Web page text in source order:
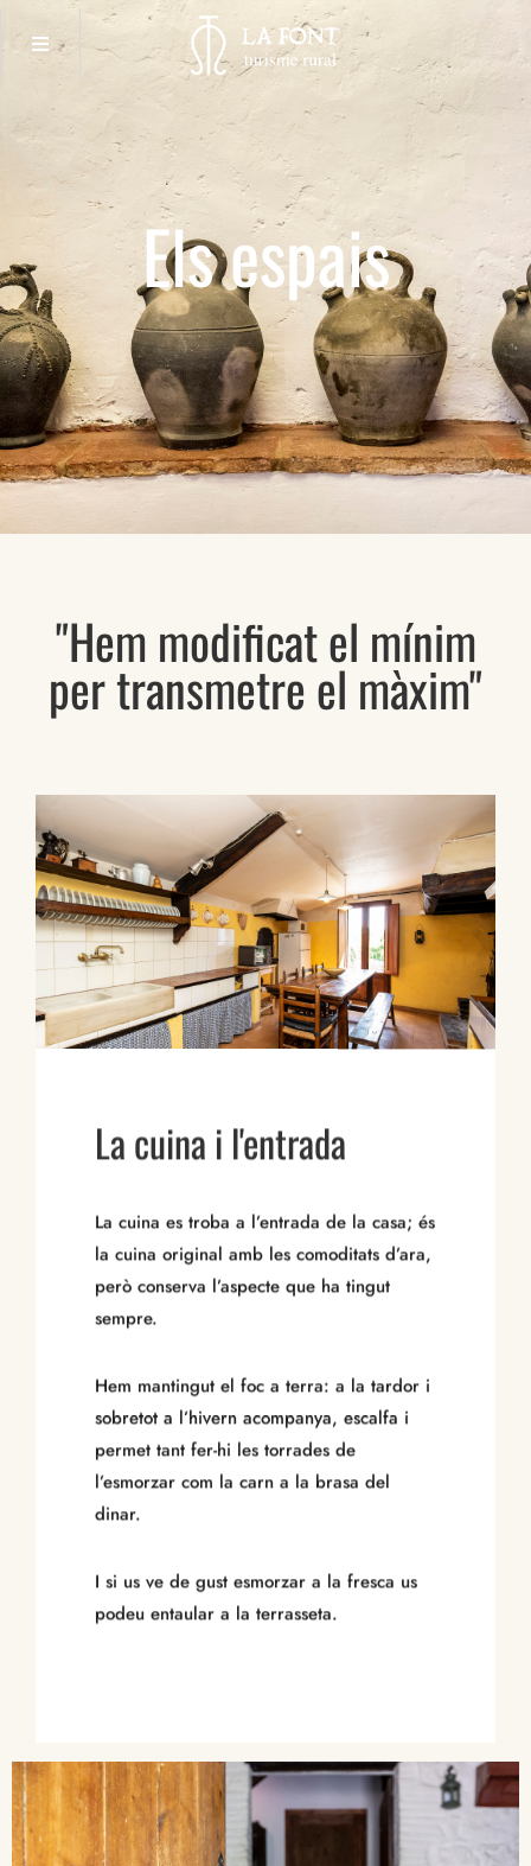
Els espais
"Hem modificat el mínim
per transmetre el màxim"
La cuina i l'entrada
La cuina es troba a l’entrada de la casa; és
la cuina original amb les comoditats d’ara,
però conserva l’aspecte que ha tingut
sempre.
Hem mantingut el foc a terra: a la tardor i
sobretot a l’hivern acompanya, escalfa i
permet tant fer-hi les torrades de
l’esmorzar com la carn a la brasa del
dinar.
I si us ve de gust esmorzar a la fresca us
podeu entaular a la terrasseta.